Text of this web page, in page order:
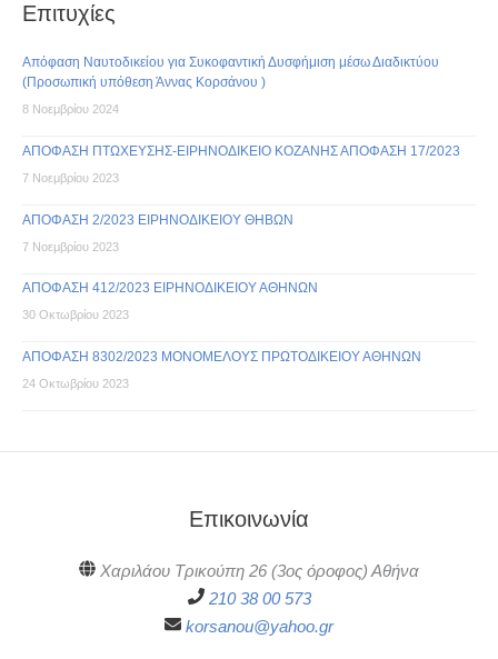
Επιτυχίες
Απόφαση Ναυτοδικείου για Συκοφαντική Δυσφήμιση μέσω Διαδικτύου
(Προσωπική υπόθεση Άννας Κορσάνου )
8 Νοεμβρίου 2024
ΑΠΟΦΑΣΗ ΠΤΩΧΕΥΣΗΣ-ΕΙΡΗΝΟΔΙΚΕΙΟ ΚΟΖΑΝΗΣ ΑΠΟΦΑΣΗ 17/2023
7 Νοεμβρίου 2023
ΑΠΟΦΑΣΗ 2/2023 ΕΙΡΗΝΟΔΙΚΕΙΟΥ ΘΗΒΩΝ
7 Νοεμβρίου 2023
ΑΠΟΦΑΣΗ 412/2023 ΕΙΡΗΝΟΔΙΚΕΙΟΥ ΑΘΗΝΩΝ
30 Οκτωβρίου 2023
ΑΠΟΦΑΣΗ 8302/2023 ΜΟΝΟΜΕΛΟΥΣ ΠΡΩΤΟΔΙΚΕΙΟΥ ΑΘΗΝΩΝ
24 Οκτωβρίου 2023
Επικοινωνία
Χαριλάου Τρικούπη 26 (3ος όροφος) Αθήνα
210 38 00 573
korsanou@yahoo.gr